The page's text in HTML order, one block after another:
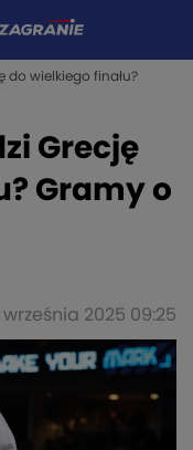
do wielkiego finału?
Grecję
Gramy o
września 2025 09:25